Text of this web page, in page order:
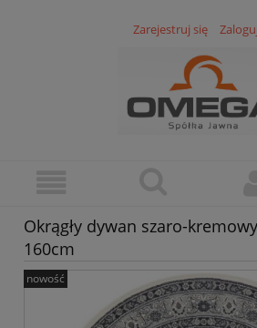
Zarejestruj się
Okrągły dywan szaro-
160cm
nowość